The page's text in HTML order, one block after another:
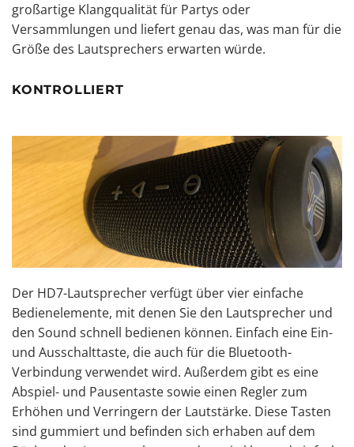
großartige Klangqualität für Partys oder
Versammlungen und liefert genau das, was man für die
Größe des Lautsprechers erwarten würde.
KONTROLLIERT
Der HD7-Lautsprecher verfügt über vier einfache
Bedienelemente, mit denen Sie den Lautsprecher und
den Sound schnell bedienen können. Einfach eine Ein-
und Ausschalttaste, die auch für die Bluetooth-
Verbindung verwendet wird. Außerdem gibt es eine
Abspiel- und Pausentaste sowie einen Regler zum
Erhöhen und Verringern der Lautstärke. Diese Tasten
sind gummiert und befinden sich erhaben auf dem